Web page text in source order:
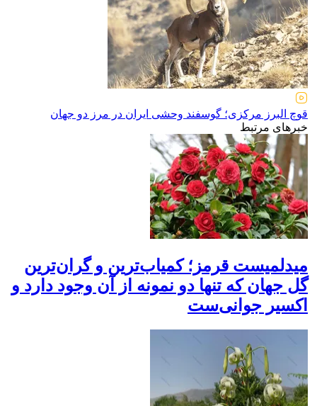
قوچ البرز مرکزی؛ گوسفند وحشی ایران در مرز دو جهان
خبرهای مرتبط
میدلمیست قرمز؛ کمیاب‌ترین و گران‌ترین
گل جهان که تنها دو نمونه از آن وجود دارد و
اکسیر جوانی‌ست